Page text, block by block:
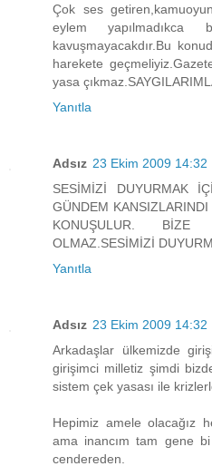
Çok ses
eylem
kavuşmayacakdır.Bu
harekete
yasa
Yanıtla
Adsız 23 Ekim 2009 14:32
SESİMİZİ DUYURMAK
GÜNDEM
KONUŞULUR.
OLMAZ.SESİMİZİ
Yanıtla
Adsız 23 Ekim 2009 14:32
Arkadaşlar ülkemizde
girişimci milletiz şimdi
sistem çek yasası ile
Hepimiz amele olacağız
ama inancım tam gene
cendereden.